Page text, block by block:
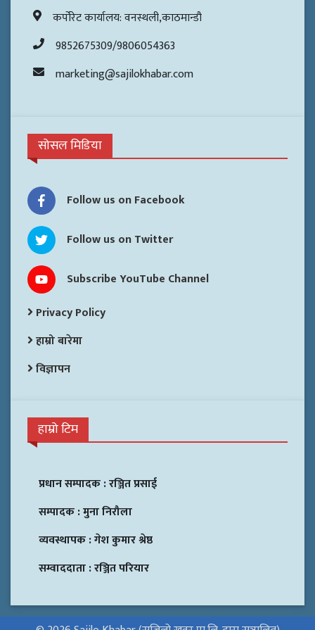
कर्पोरेट कार्यालय: वनस्थली,काठमान्डौ
9852675309/9806054363
marketing@sajilokhabar.com
सोसल मिडिया
Follow us on Facebook
Follow us on Twitter
Subscribe YouTube Channel
Privacy Policy
हाम्रो बारेमा
विज्ञापन
हाम्रो टिम
प्रधान सम्पादक :रञ्जित प्रसाई
सम्पादक :मुना निरौला
व्यवस्थापक :गेश कुमार श्रेष्ठ
सम्वाददाता :रञ्जित परियार